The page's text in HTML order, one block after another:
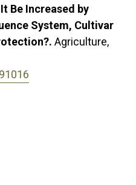
Be Increased by
System, Cultivar
Agriculture,